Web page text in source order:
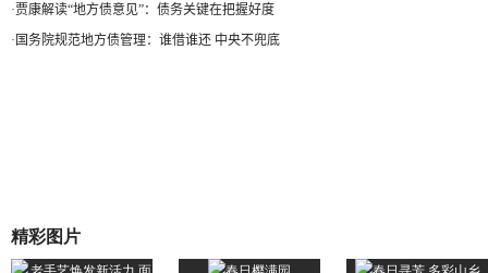
·贾康解读“地方债意见”：债务关键在把握好度
· 国务院规范地方债管理：谁借谁还 中央不兜底